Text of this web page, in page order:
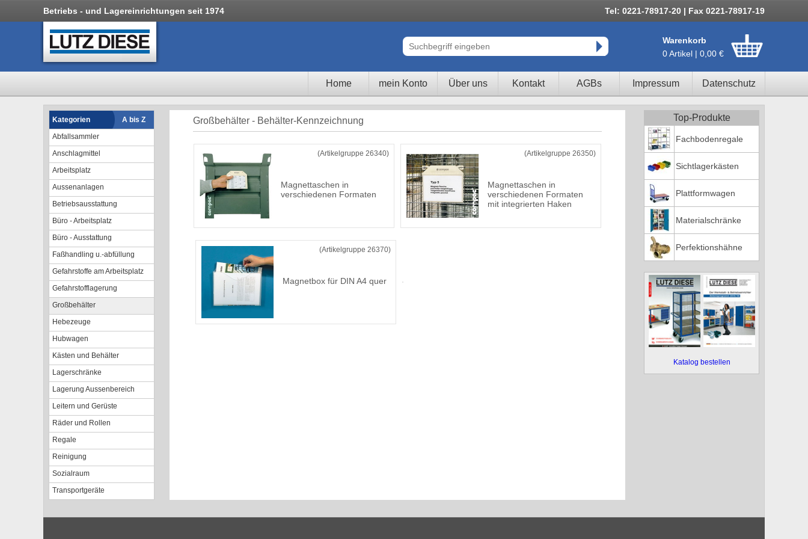
Betriebs - und Lagereinrichtungen seit 1974 Tel: 0221-78917-20 | Fax 0221-78917-19
Warenkorb
0 Artikel | 0,00 €
Home mein Konto Über uns Kontakt AGBs Impressum Datenschutz
Kategorien
A bis Z
Abfallsammler
Anschlagmittel
Arbeitsplatz
Aussenanlagen
Betriebsausstattung
Büro - Arbeitsplatz
Büro - Ausstattung
Faßhandling u.-abfüllung
Gefahrstoffe am Arbeitsplatz
Gefahrstofflagerung
Großbehälter
Hebezeuge
Hubwagen
Kästen und Behälter
Lagerschränke
Lagerung Aussenbereich
Leitern und Gerüste
Räder und Rollen
Regale
Reinigung
Sozialraum
Transportgeräte
Großbehälter - Behälter-Kennzeichnung
(Artikelgruppe 26340)
Magnettaschen in
verschiedenen Formaten
(Artikelgruppe 26350)
Magnettaschen in
verschiedenen Formaten
mit integrierten Haken
(Artikelgruppe 26370)
Magnetbox für DIN A4 quer
Top-Produkte
Fachbodenregale
Sichtlagerkästen
Plattformwagen
Materialschränke
Perfektionshähne
Katalog bestellen